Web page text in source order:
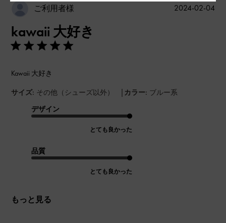
ご利用者様
kawaii 大好き
Kawaii 大好き
サイズ: その他（シューズ以外） | カラー: ブルー系
デザイン
とても良かった
品質
とても良かった
もっと見る
公
2024-02-04